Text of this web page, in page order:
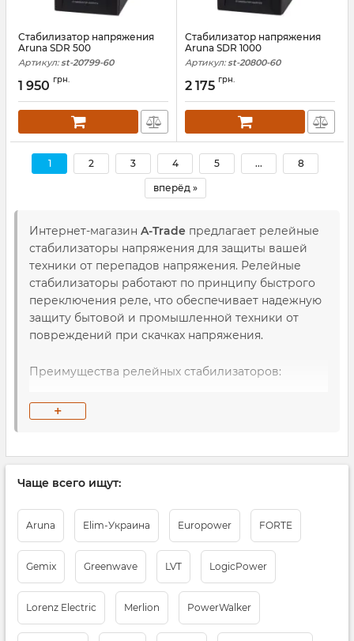
Стабилизатор напряжения
Aruna SDR 500
Артикул: st-20799-60
1 950 грн.
Стабилизатор напряжения
Aruna SDR 1000
Артикул: st-20800-60
2 175 грн.
1 2 3 4 5 ... 8
вперёд »
Интернет-магазин A-Trade предлагает релейные
стабилизаторы напряжения для защиты вашей
техники от перепадов напряжения. Релейные
стабилизаторы работают по принципу быстрого
переключения реле, что обеспечивает надежную
защиту бытовой и промышленной техники от
повреждений при скачках напряжения.
Преимущества релейных стабилизаторов:
Быстрое реагирование
Доступная цена
устройств.
Компактность— компактные модели,
которые легко устанавливаются в жилых и
коммерческих помещениях.
Преимущества покупки релейных
+
Чаще всего ищут:
Aruna Elim-Украина Europower FORTE
Gemix Greenwave LVT LogicPower
Lorenz Electric Merlion PowerWalker